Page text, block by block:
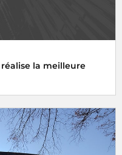
la meilleure